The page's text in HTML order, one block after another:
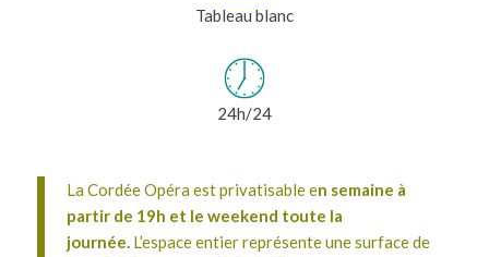
Tableau blanc
24h/24
La Cordée Opéra est privatisable en semaine à
partir de 19h et le weekend toute la
journée. L’espace entier représente une surface de